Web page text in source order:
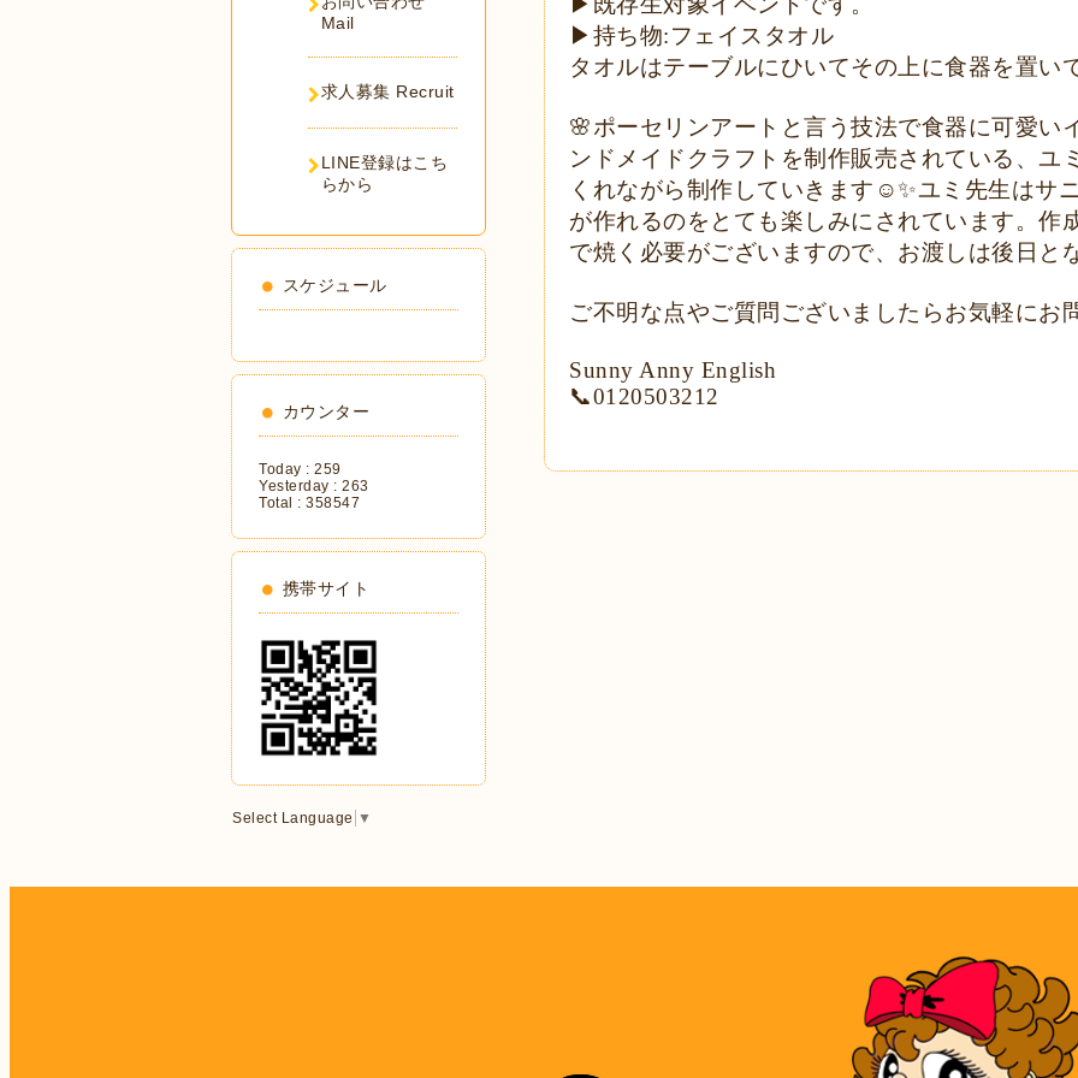
▶︎ 持ち物:フェイスタオル
タオルはテーブルにひいてその上に食器を置い
🌸ポーセリンアートと言う技法で食器に可愛い
ンドメイドクラフトを制作販売されている、ユ
くれながら制作していきます ☺️✨ユミ先生はサ
が作れるのをとても楽しみにされています。作
で焼く必要がございますので、お渡しは後日と
ご不明な点やご質問ございましたらお気軽にお
Sunny Anny English
📞0120503212
Mail
求人募集 Recruit
LINE登録はこち
らから
スケジュール
カウンター
Today : 259
Yesterday : 263
Total : 358547
携帯サイト
Select Language ▼